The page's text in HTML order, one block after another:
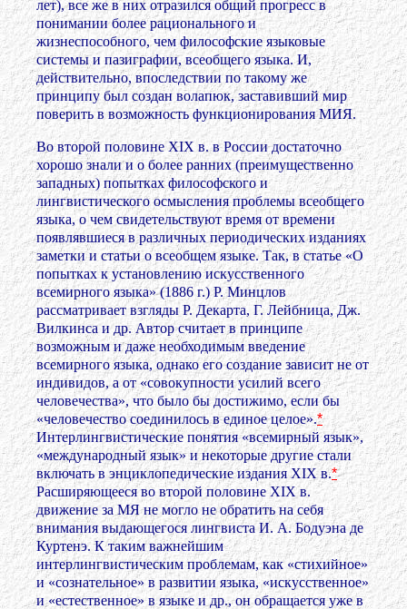
лет), все же в них отразился общий прогресс в
понимании более рационального и
жизнеспособного, чем философские языковые
системы и пазиграфии, всеобщего языка. И,
действительно, впоследствии по такому же
принципу был создан волапюк, заставивший мир
поверить в возможность функционирования МИЯ.
Во второй половине XIX в. в России достаточно
хорошо знали и о более ранних (преимущественно
западных) попытках философского и
лингвистического осмысления проблемы всеобщего
языка, о чем свидетельствуют время от времени
появлявшиеся в различных периодических изданиях
заметки и статьи о всеобщем языке. Так, в статье «О
попытках к установлению искусственного
всемирного языка» (1886 г.) Р. Минцлов
рассматривает взгляды Р. Декарта, Г. Лейбница, Дж.
Вилкинса и др. Автор считает в принципе
возможным и даже необходимым введение
всемирного языка, однако его создание зависит не от
индивидов, а от «совокупности усилий всего
человечества», что было бы достижимо, если бы
«человечество соединилось в единое целое».*
Интерлингвистические понятия «всемирный язык»,
«международный язык» и некоторые другие стали
включать в энциклопедические издания XIX в.*
Расширяющееся во второй половине XIX в.
движение за МЯ не могло не обратить на себя
внимания выдающегося лингвиста И. А. Бодуэна де
Куртенэ. К таким важнейшим
интерлингвистическим проблемам, как «стихийное»
и «сознательное» в развитии языка, «искусственное»
и «естественное» в языке и др., он обращается уже в